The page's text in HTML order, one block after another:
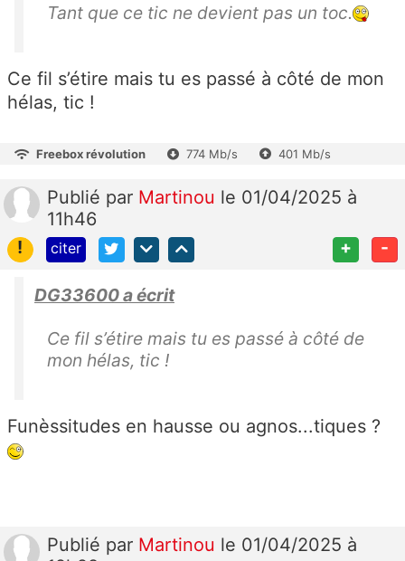
Tant que ce tic ne devient pas un toc.
Ce fil s’étire mais tu es passé à côté de mon
hélas, tic !
Freebox révolution 774 Mb/s 401 Mb/s
Publié par Martinou le 01/04/2025 à
11h46
!
citer + -
DG33600 a écrit
Ce fil s’étire mais tu es passé à côté de
mon hélas, tic !
Funèssitudes en hausse ou agnos...tiques ?
Publié par Martinou le 01/04/2025 à